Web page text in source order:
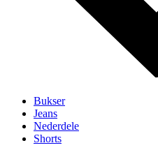
Bukser
Jeans
Nederdele
Shorts